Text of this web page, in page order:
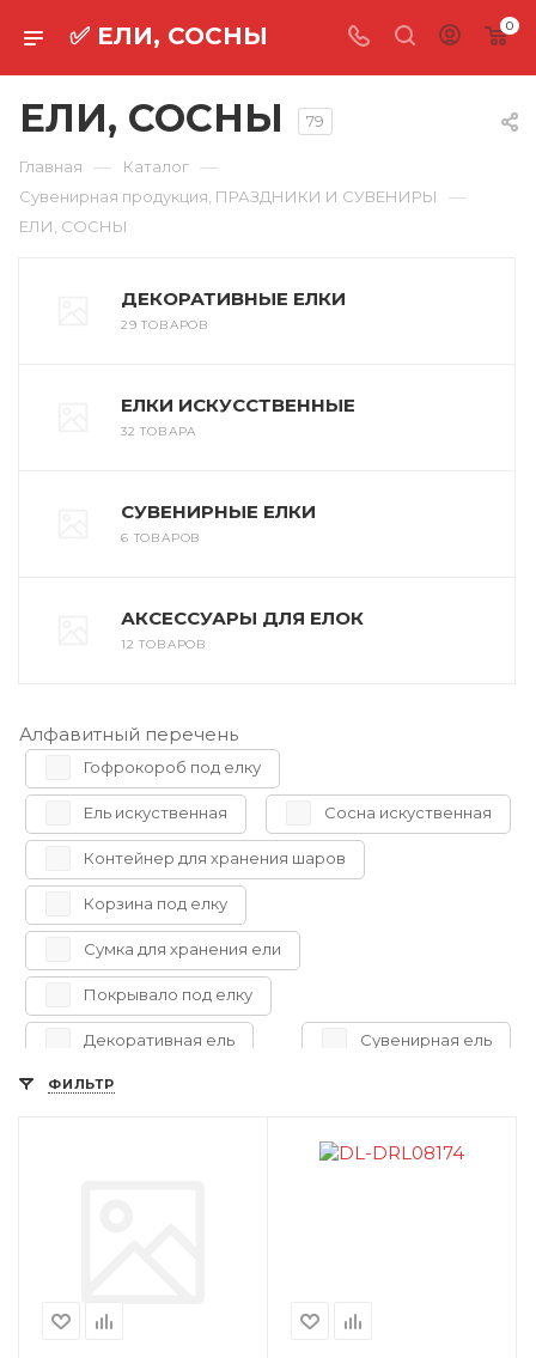
✅ ЕЛИ, СОСНЫ 0
ЕЛИ, СОСНЫ 79
Главная — Каталог —
Сувенирная продукция, ПРАЗДНИКИ И СУВЕНИРЫ —
ЕЛИ, СОСНЫ
ДЕКОРАТИВНЫЕ ЕЛКИ
29 ТОВАРОВ
ЕЛКИ ИСКУССТВЕННЫЕ
32 ТОВАРА
СУВЕНИРНЫЕ ЕЛКИ
6 ТОВАРОВ
АКСЕССУАРЫ ДЛЯ ЕЛОК
12 ТОВАРОВ
Алфавитный перечень
Гофрокороб под елку
Ель искуственная Сосна искуственная
Контейнер для хранения шаров
Корзина под елку
Сумка для хранения ели
Покрывало под елку
Декоративная ель Сувенирная ель
Юбка под елку
ФИЛЬТР